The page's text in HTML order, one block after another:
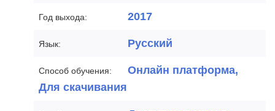
Год выхода: 2017
Язык: Русский
Способ обучения:
Онлайн платформа,
Для скачивания